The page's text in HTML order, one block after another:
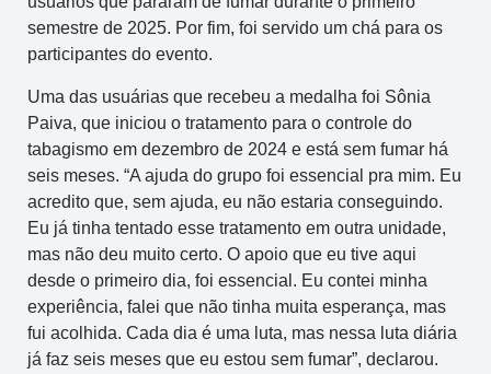
semestre de 2025. Por fim, foi servido um chá para os
participantes do evento.
Uma das usuárias que recebeu a medalha foi Sônia
Paiva, que iniciou o tratamento para o controle do
tabagismo em dezembro de 2024 e está sem fumar há
seis meses. “A ajuda do grupo foi essencial pra mim. Eu
acredito que, sem ajuda, eu não estaria conseguindo.
Eu já tinha tentado esse tratamento em outra unidade,
mas não deu muito certo. O apoio que eu tive aqui
desde o primeiro dia, foi essencial. Eu contei minha
experiência, falei que não tinha muita esperança, mas
fui acolhida. Cada dia é uma luta, mas nessa luta diária
já faz seis meses que eu estou sem fumar”, declarou.